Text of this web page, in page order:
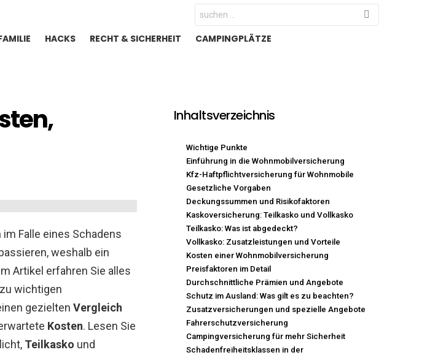
Search
for:
HACKS RECHT & SICHERHEIT
CAMPINGPLÄTZE
Falle eines Schadens
weshalb ein
Artikel erfahren Sie alles
wichtigen
gezielten Vergleich
Kosten. Lesen Sie
Teilkasko und
Inhaltsverzeichnis
Wichtige Punkte
Einführung in die Wohnmobilversicherung
Kfz-Haftpflichtversicherung für Wohnmobile
Gesetzliche Vorgaben
Deckungssummen und Risikofaktoren
Kaskoversicherung: Teilkasko und Vollkasko
Teilkasko: Was ist abgedeckt?
Vollkasko: Zusatzleistungen und Vorteile
Kosten einer Wohnmobilversicherung
Preisfaktoren im Detail
Durchschnittliche Prämien und Angebote
Schutz im Ausland: Was gilt es zu beachten?
Zusatzversicherungen und spezielle Angebote
Fahrerschutzversicherung
Campingversicherung für mehr Sicherheit
Schadenfreiheitsklassen in der